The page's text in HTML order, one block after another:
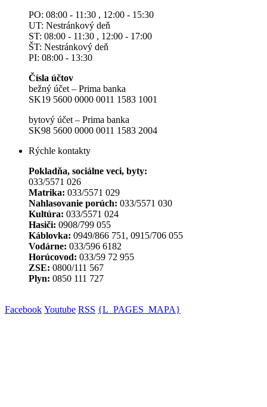
PO: 08:00 - 11:30 , 12:00 - 15:30
UT: Nestránkový deň
ST: 08:00 - 11:30 , 12:00 - 17:00
ŠT: Nestránkový deň
PI: 08:00 - 13:30
Čísla účtov
bežný účet – Prima banka
SK19 5600 0000 0011 1583 1001
bytový účet – Prima banka
SK98 5600 0000 0011 1583 2004
Rýchle kontakty
Pokladňa, sociálne veci, byty:
033/5571 026
Matrika: 033/5571 029
Nahlasovanie porúch: 033/5571 030
Kultúra: 033/5571 024
Hasiči: 0908/799 055
Káblovka: 0949/866 751, 0915/706 055
Vodárne: 033/596 6182
Horúcovod: 033/59 72 955
ZSE: 0800/111 567
Plyn: 0850 111 727
Facebook Youtube RSS {L_PAGES_MAPA}